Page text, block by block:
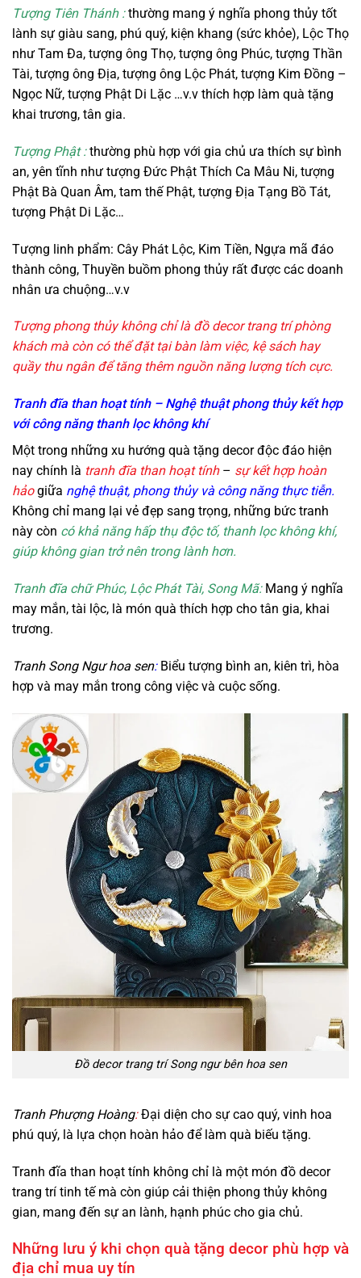
Tượng Tiên Thánh :thường mang ý nghĩa phong thủy tốt
lành sự giàu sang, phú quý, kiện khang (sức khỏe), Lộc Thọ
như Tam Đa, tượng ông Thọ, tượng ông Phúc, tượng Thần
Tài, tượng ông Địa, tượng ông Lộc Phát, tượng Kim Đồng –
Ngọc Nữ, tượng Phật Di Lặc …v.v thích hợp làm quà tặng
khai trương, tân gia.
Tượng Phật :thường phù hợp với gia chủ ưa thích sự bình
an, yên tĩnh như tượng Đức Phật Thích Ca Mâu Ni, tượng
Phật Bà Quan Âm, tam thế Phật, tượng Địa Tạng Bồ Tát,
tượng Phật Di Lặc…
Tượng linh phẩm: Cây Phát Lộc, Kim Tiền, Ngựa mã đáo
thành công, Thuyền buồm phong thủy rất được các doanh
nhân ưa chuộng…v.v
Tượng phong thủy không chỉ là đồ decor trang trí phòng
khách mà còn có thể đặt tại bàn làm việc, kệ sách hay
quầy thu ngân để tăng thêm nguồn năng lượng tích cực.
Tranh đĩa than hoạt tính – Nghệ thuật phong thủy kết hợp
với công năng thanh lọc không khí
Một trong những xu hướng quà tặng decor độc đáo hiện
nay chính là tranh đĩa than hoạt tính– sự kết hợp hoàn
hảogiữa nghệ thuật, phong thủy và công năng thực tiễn.
Không chỉ mang lại vẻ đẹp sang trọng, những bức tranh
này còn có khả năng hấp thụ độc tố, thanh lọc không khí,
giúp không gian trở nên trong lành hơn.
Tranh đĩa chữ Phúc, Lộc Phát Tài, Song Mã:Mang ý nghĩa
may mắn, tài lộc, là món quà thích hợp cho tân gia, khai
trương.
Tranh Song Ngư hoa sen:Biểu tượng bình an, kiên trì, hòa
hợp và may mắn trong công việc và cuộc sống.
Đồ decor trang trí Song ngư bên hoa sen
Tranh Phượng Hoàng:Đại diện cho sự cao quý, vinh hoa
phú quý, là lựa chọn hoàn hảo để làm quà biếu tặng.
Tranh đĩa than hoạt tính không chỉ là một món đồ decor
trang trí tinh tế mà còn giúp cải thiện phong thủy không
gian, mang đến sự an lành, hạnh phúc cho gia chủ.
Những lưu ý khi chọn quà tặng decor phù hợp và
địa chỉ mua uy tín